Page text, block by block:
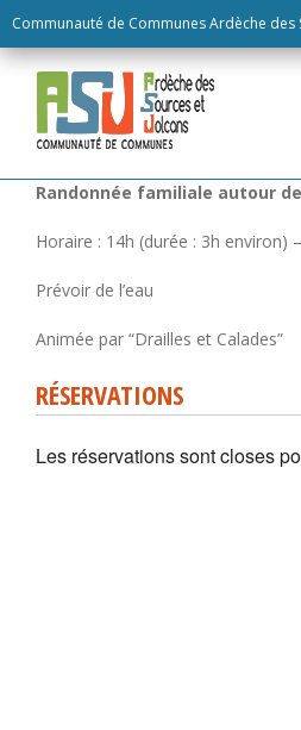
Communauté de Communes Ardèche des
RÉSERVATIONS
Les réservations sont closes pour
to
content
Randonnée familiale autour
Horaire : 14h (durée : 3h environ) –
Prévoir de l’eau
Animée par “Drailles et Calades”
RÉSERVATIONS
Les réservations sont closes